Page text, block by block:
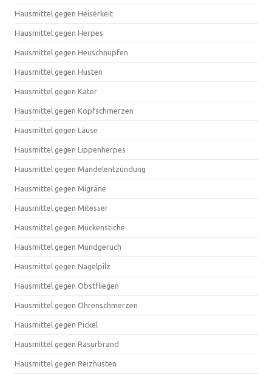
Hausmittel gegen Heiserkeit
Hausmittel gegen Herpes
Hausmittel gegen Heuschnupfen
Hausmittel gegen Husten
Hausmittel gegen Kater
Hausmittel gegen Kopfschmerzen
Hausmittel gegen Läuse
Hausmittel gegen Lippenherpes
Hausmittel gegen Mandelentzündung
Hausmittel gegen Migräne
Hausmittel gegen Mitesser
Hausmittel gegen Mückenstiche
Hausmittel gegen Mundgeruch
Hausmittel gegen Nagelpilz
Hausmittel gegen Obstfliegen
Hausmittel gegen Ohrenschmerzen
Hausmittel gegen Pickel
Hausmittel gegen Rasurbrand
Hausmittel gegen Reizhusten